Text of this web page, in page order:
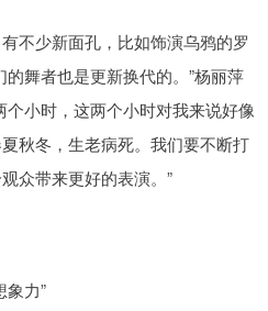
不少新面孔，比如饰演乌鸦的罗
舞者也是更新换代的。”杨丽萍
个小时，这两个小时对我来说好像
秋冬，生老病死。我们要不断打
众带来更好的表演。”
象力”